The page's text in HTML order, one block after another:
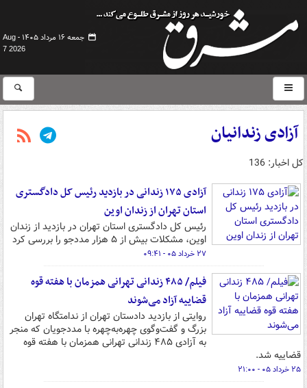
جمعه ۱۶ مرداد ۱۴۰۵ -
Aug
7 2026
آزادی زندانیان
کل اخبار: 136
آزادی ۱۷۵ زندانی در بازدید رئیس کل دادگستری
استان تهران از زندان اوین
رئیس کل دادگستری استان تهران در بازدید از زندان
اوین، مشکلات بیش از ۵ هزار مددجو را بررسی کرد
۲۷ خرداد ۰۵ - ۰۹:۴۱
فیلم/ ۴۸۵ زندانی تهرانی همزمان با هفته قوه
قضاییه آزاد می‌شوند
روایتی از بازدید دادستان تهران از ندامتگاه تهران
بزرگ و گفت‌وگوی چهره‌به‌چهره با مددجویان که منجر
به آزادی ۴۸۵ زندانی تهرانی همزمان با هفته قوه
قضاییه شد.
۲۵ خرداد ۰۵ - ۲۱:۰۰